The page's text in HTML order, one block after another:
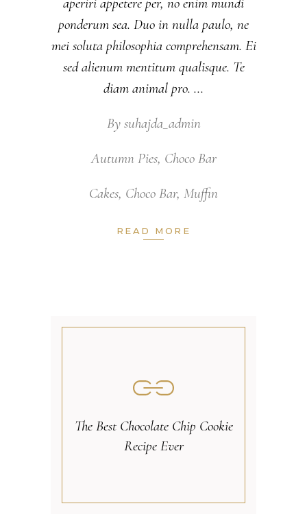
ponderum sea. Duo in nulla paulo, ne
mei soluta philosophia comprehensam. Ei
sed alienum mentitum qualisque. Te
diam animal pro.
By suhajda_admin
Autumn Pies, Choco Bar
Cakes, Choco Bar, Muffin
READ MORE
The Best Chocolate Chip Cookie
Recipe Ever